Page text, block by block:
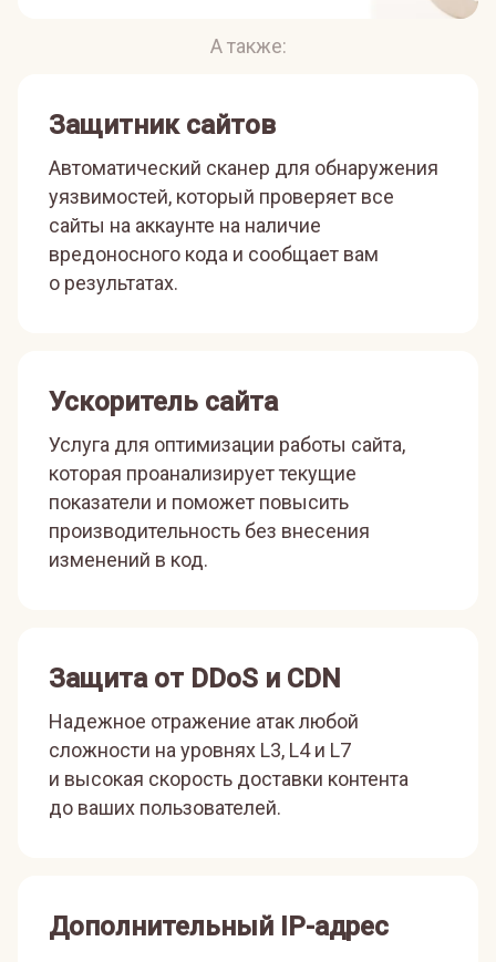
А также:
Защитник сайтов
Автоматический сканер для обнаружения
уязвимостей, который проверяет все
сайты на аккаунте на наличие
вредоносного кода и сообщает вам
о результатах.
Ускоритель сайта
Услуга для оптимизации работы сайта,
которая проанализирует текущие
показатели и поможет повысить
производительность без внесения
изменений в код.
Защита от DDoS и CDN
Надежное отражение атак любой
сложности на уровнях L3, L4 и L7
и высокая скорость доставки контента
до ваших пользователей.
Дополнительный IP-адрес